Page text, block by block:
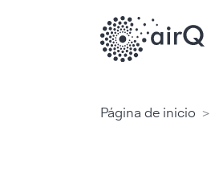
Página de inicio >